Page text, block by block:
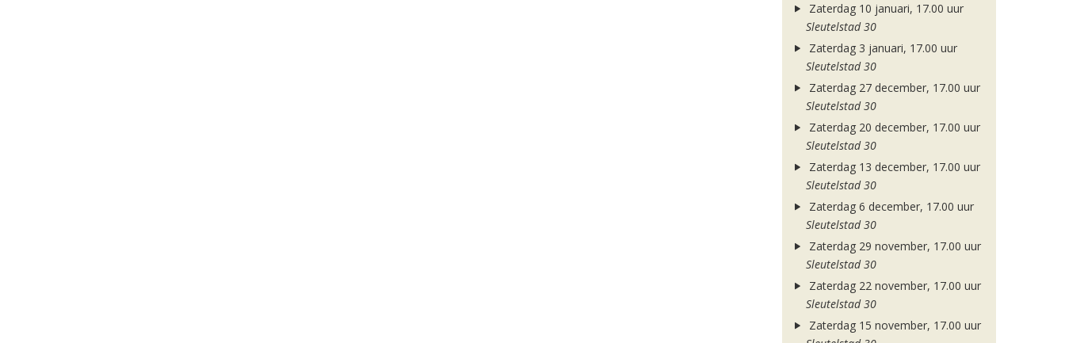
Zaterdag 10 januari, 17.00 uur
Sleutelstad 30
Zaterdag 3 januari, 17.00 uur
Sleutelstad 30
Zaterdag 27 december, 17.00 uur
Sleutelstad 30
Zaterdag 20 december, 17.00 uur
Sleutelstad 30
Zaterdag 13 december, 17.00 uur
Sleutelstad 30
Zaterdag 6 december, 17.00 uur
Sleutelstad 30
Zaterdag 29 november, 17.00 uur
Sleutelstad 30
Zaterdag 22 november, 17.00 uur
Sleutelstad 30
Zaterdag 15 november, 17.00 uur